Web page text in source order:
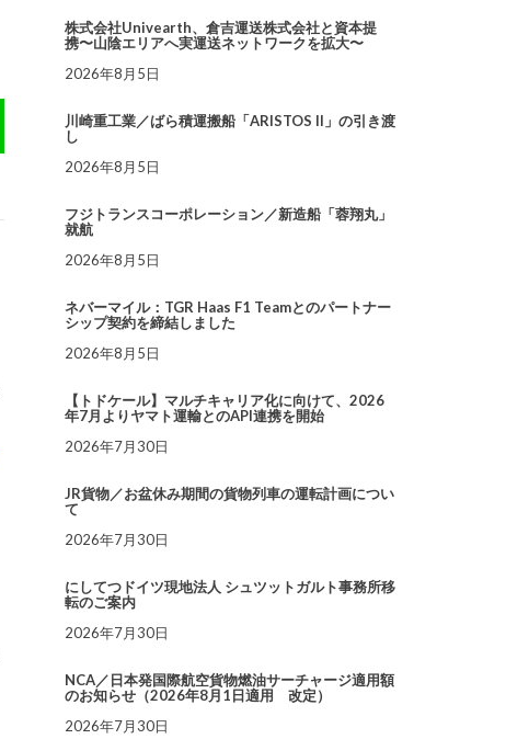
株式会社Univearth、倉吉運送株式会社と資本提
携〜山陰エリアへ実運送ネットワークを拡大〜
2026年8月5日
川崎重工業／ばら積運搬船「ARISTOS II」の引き渡
し
2026年8月5日
フジトランスコーポレーション／新造船「蓉翔丸」
就航
2026年8月5日
ネバーマイル：TGR Haas F1 Teamとのパートナー
シップ契約を締結しました
2026年8月5日
【トドケール】マルチキャリア化に向けて、2026
年7月よりヤマト運輸とのAPI連携を開始
2026年7月30日
JR貨物／お盆休み期間の貨物列車の運転計画につい
て
2026年7月30日
にしてつドイツ現地法人 シュツットガルト事務所移
転のご案内
2026年7月30日
NCA／日本発国際航空貨物燃油サーチャージ適用額
のお知らせ（2026年8月1日適用 改定）
2026年7月30日